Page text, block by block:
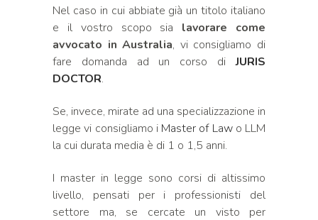
Nel caso in cui abbiate già un titolo italiano
e il vostro scopo sia lavorare come
avvocato in Australia, vi consigliamo di
fare domanda ad un corso diJURIS
DOCTOR.
Se, invece, mirate ad una specializzazione in
legge vi consigliamo i Master of Lawo LLM
la cui durata media è di 1 o 1,5 anni.
I master in legge sono corsi di altissimo
livello, pensati per i professionisti del
settore ma, se cercate un visto per